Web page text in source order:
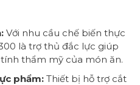
Với nhu cầu chế biến thực
là trợ thủ đắc lực giúp
thẩm mỹ của món ăn.
phẩm:Thiết bị hỗ trợ cắt